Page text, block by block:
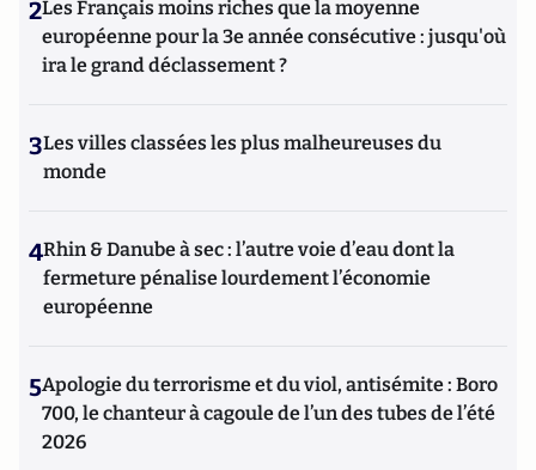
2Les Français moins riches que la moyenne
européenne pour la 3e année consécutive : jusqu'où
ira le grand déclassement ?
3Les villes classées les plus malheureuses du
monde
4Rhin & Danube à sec : l’autre voie d’eau dont la
fermeture pénalise lourdement l’économie
européenne
5Apologie du terrorisme et du viol, antisémite : Boro
700, le chanteur à cagoule de l’un des tubes de l’été
2026